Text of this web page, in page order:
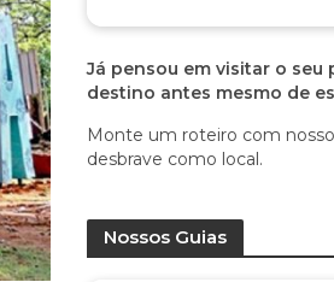
Já pensou em visitar o seu
destino antes mesmo de
Monte um roteiro com
desbrave como local.
Nossos Guias